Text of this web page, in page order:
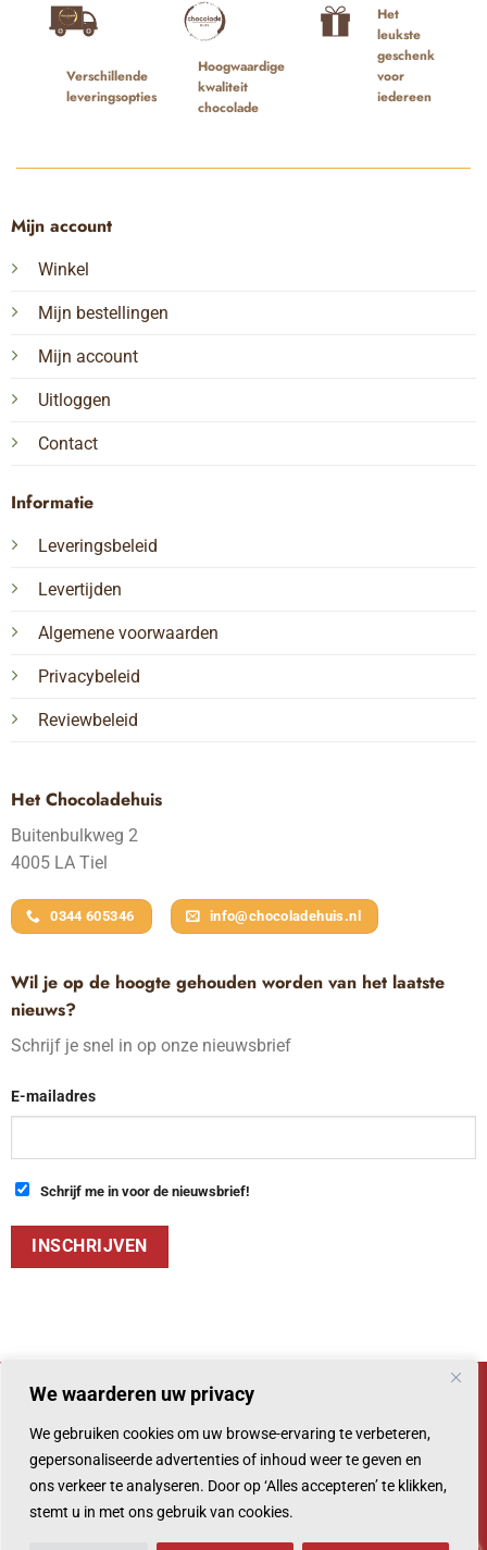
We waarderen uw privacy
We gebruiken cookies om uw browse-ervaring te verbeteren,
gepersonaliseerde advertenties of inhoud weer te geven en
ons verkeer te analyseren. Door op ‘Alles accepteren’ te klikken,
stemt u in met ons gebruik van cookies.
Verschillende
leveringsopties
Hoogwaardige
kwaliteit
chocolade
Het
leukste
geschenk
voor
iedereen
Het Chocoladehuis
Buitenbulkweg 2
4005 LA Tiel
0344 605346 info@chocoladehuis.nl
Mijn account
Winkel
Mijn bestellingen
Mijn account
Uitloggen
Contact
Informatie
Leveringsbeleid
Levertijden
Algemene voorwaarden
Privacybeleid
Reviewbeleid
Wil je op de hoogte gehouden worden van het laatste
nieuws?
Schrijf je snel in op onze nieuwsbrief
E-mailadres
Schrijf me in voor de nieuwsbrief!
© 2026 Chocoladehuis
PayPal IDeal